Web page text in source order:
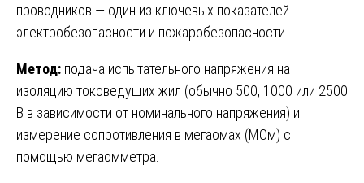
проводников — один из ключевых показателей
электробезопасности и пожаробезопасности.
Метод: подача испытательного напряжения на
изоляцию токоведущих жил (обычно 500, 1000 или 2500
В в зависимости от номинального напряжения) и
измерение сопротивления в мегаомах (МОм) с
помощью мегаомметра.